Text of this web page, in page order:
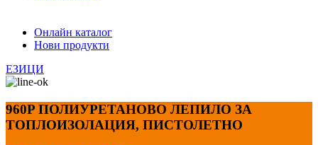
Онлайн каталог
Нови продукти
ЕЗИЦИ
960P ПОЛИУРЕТАНОВО ЛЕПИЛО ЗА
ТОПЛОИЗОЛАЦИЯ, ПИСТОЛЕТНО